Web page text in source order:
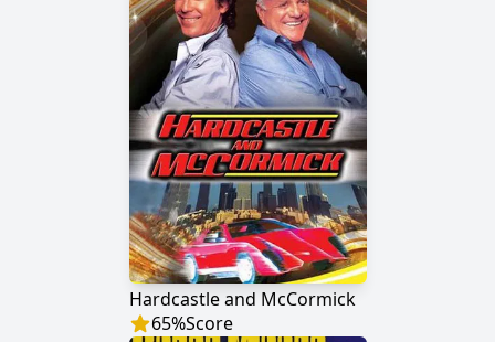
Hardcastle and McCormick
65%Score